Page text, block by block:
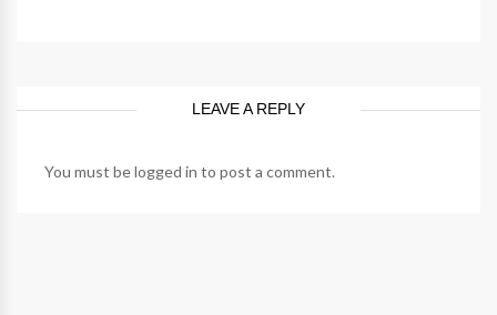
LEAVE A REPLY
You must belogged in to post a comment.